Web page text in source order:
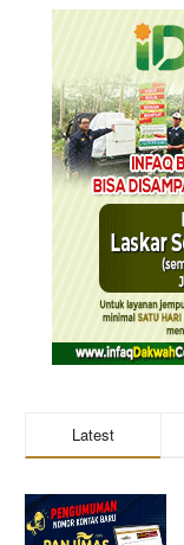
Latest